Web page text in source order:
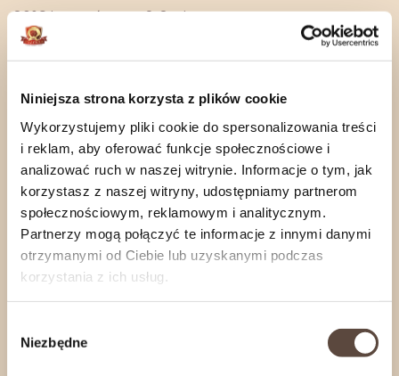
Niniejsza strona korzysta z plików cookie
Wykorzystujemy pliki cookie do spersonalizowania treści
i reklam, aby oferować funkcje społecznościowe i
analizować ruch w naszej witrynie. Informacje o tym, jak
korzystasz z naszej witryny, udostępniamy partnerom
społecznościowym, reklamowym i analitycznym.
Partnerzy mogą połączyć te informacje z innymi danymi
otrzymanymi od Ciebie lub uzyskanymi podczas
korzystania z ich usług.
zgody
Niezbędne
80°C i parzyć przez 2-3 minuty.
Nasze wyroby wędzimy na bieżąco, wedle
Zamówienia internetowe wysyłamy
poniedziałku doczwartku.
Jeśli zależy Ci na konkretnym terminie realizacji,
skontaktuj się z nami.
Informacje o produkcie
Rozwiń